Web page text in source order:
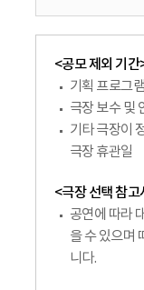
<공모 제외 기간
기획 프로그
극장 보수 및
기타 극장이
극장 휴관일
<극장 선택 참고
공연에 따라
을 수 있으며
니다.